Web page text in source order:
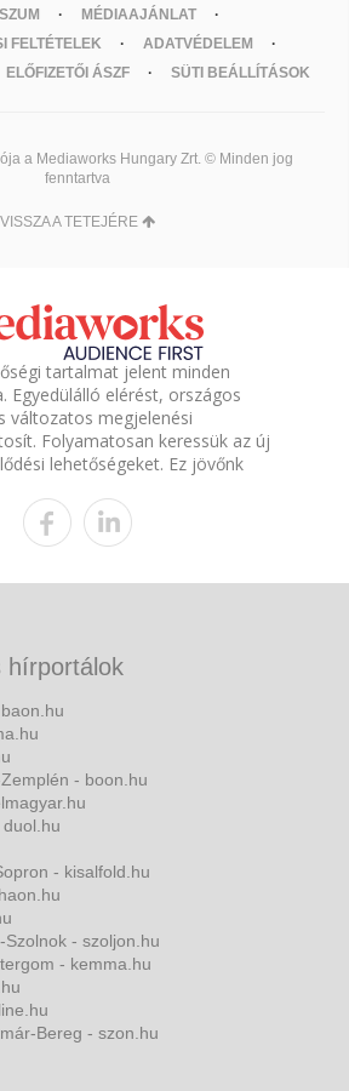
MÉDIAAJÁNLAT
FELTÉTELEK
ADATVÉDELEM
ELŐFIZETŐI ÁSZF SÜTI BEÁLLÍTÁSOK
a Mediaworks Hungary Zrt. © Minden jog
fenntartva
VISSZA A TETEJÉRE
tartalmat jelent minden
Egyedülálló elérést, országos
változatos megjelenési
Folyamatosan keressük az új
lehetőségeket. Ez jövőnk
hírportálok
- boon.hu
- kisalfold.hu
- szoljon.hu
- kemma.hu
Bereg - szon.hu